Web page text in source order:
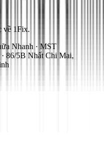
về 1Fix.
Nhanh · MST
86/5B Nhất Chi Mai,